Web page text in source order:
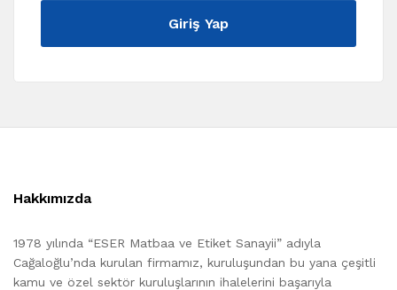
Giriş Yap
Hakkımızda
1978 yılında “ESER Matbaa ve Etiket Sanayii” adıyla
Cağaloğlu’nda kurulan firmamız, kuruluşundan bu yana çeşitli
kamu ve özel sektör kuruluşlarının ihalelerini başarıyla